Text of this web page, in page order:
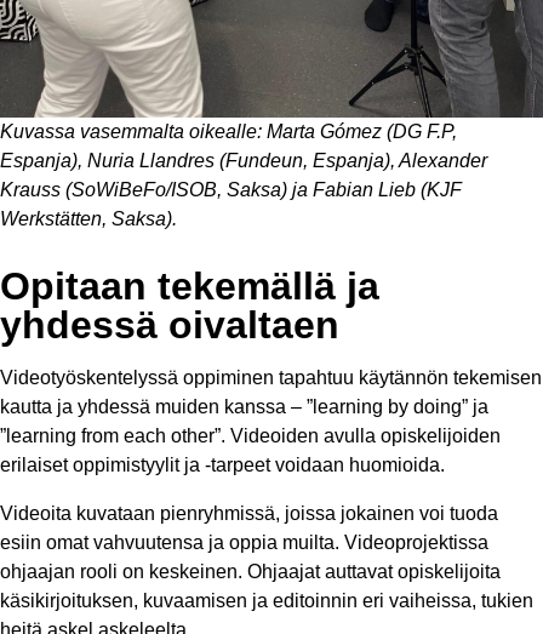
Kuvassa vasemmalta oikealle: Marta Gómez (DG F.P,
Espanja), Nuria Llandres (Fundeun, Espanja), Alexander
Krauss (SoWiBeFo/ISOB, Saksa) ja Fabian Lieb (KJF
Werkstätten, Saksa).
Opitaan tekemällä ja
yhdessä oivaltaen
Videotyöskentelyssä oppiminen tapahtuu käytännön tekemisen
kautta ja yhdessä muiden kanssa – ”learning by doing” ja
”learning from each other”. Videoiden avulla opiskelijoiden
erilaiset oppimistyylit ja -tarpeet voidaan huomioida.
Videoita kuvataan pienryhmissä, joissa jokainen voi tuoda
esiin omat vahvuutensa ja oppia muilta. Videoprojektissa
ohjaajan rooli on keskeinen. Ohjaajat auttavat opiskelijoita
käsikirjoituksen, kuvaamisen ja editoinnin eri vaiheissa, tukien
heitä askel askeleelta.